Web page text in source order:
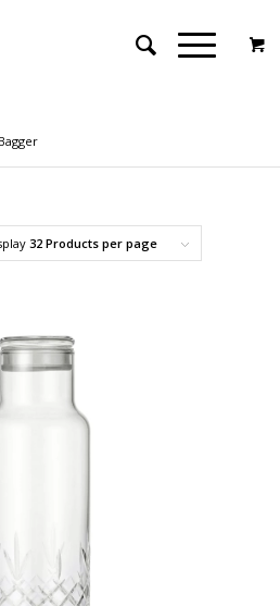
Click 32 Products per page